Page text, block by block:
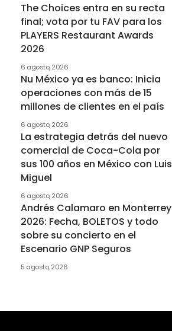
The Choices entra en su recta
final; vota por tu FAV para los
PLAYERS Restaurant Awards
2026
6 agosto, 2026
Nu México ya es banco: Inicia
operaciones con más de 15
millones de clientes en el país
6 agosto, 2026
La estrategia detrás del nuevo
comercial de Coca-Cola por
sus 100 años en México con Luis
Miguel
6 agosto, 2026
Andrés Calamaro en Monterrey
2026: Fecha, BOLETOS y todo
sobre su concierto en el
Escenario GNP Seguros
5 agosto, 2026